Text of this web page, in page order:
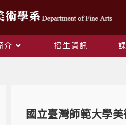
介 招生資訊
國立臺灣師範大學